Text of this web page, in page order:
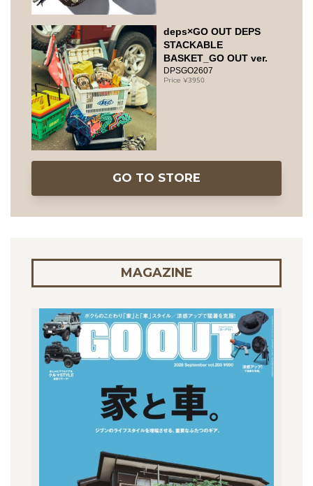
deps×GO OUT DEPS
STACKABLE
BASKET_GO OUT ver.
DPSGO2607
3950
GO TO STORE
MAGAZINE